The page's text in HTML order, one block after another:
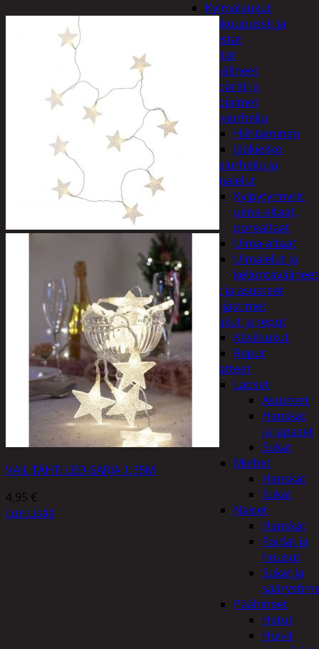
Kylmälaukut
Makuupussit ja
alustat
Teltat
Urheiluvälineet
Kypärät ja
suojaimet
Talviurheilu
Hiihtäminen
Jääkiekko
Vesiurheilu ja
uimalelut
Kylpytynnyrit,
uima-altaat,
porealtaat
Uima-altaat
Uimalelut ja
kelluntavälineet
Vaatteet ja asusteet
Heijastimet
Laukut ja reput
Käsilaukut
Reput
Vaatteet
Lapset
Asusteet
Hanskat
ja lapaset
Sukat
Miehet
Hanskat
Sukat
Naiset
Hanskat
Paidat ja
housut
Sukat ja
Päähineet
Hatut
Huivit
VAIL TÄHTI LED-SARJA 1,35M
4,95 €
Lue Lisää